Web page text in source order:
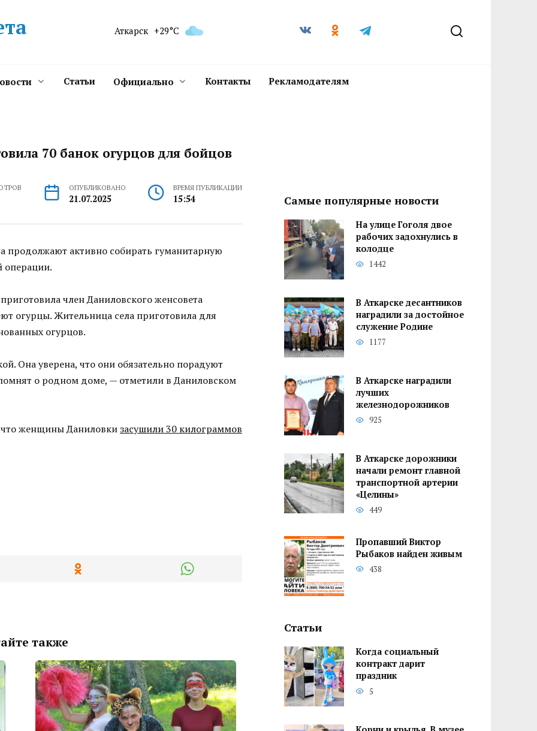
Аткарск +29°C
Статьи Официально Контакты Рекламодателям
70 банок огурцов для бойцов
ОПУБЛИКОВАНО
21.07.2025
ВРЕМЯ ПУБЛИКАЦИИ
15:54
продолжают активно собирать гуманитарную
операции.
член Даниловского женсовета
огурцы. Жительница села приготовила для
огурцов.
Она уверена, что они обязательно порадуют
о родном доме, — отметили в Даниловском
женщины Даниловкизасушили 30 килограммов
также
Самые популярные новости
На улице Гоголя двое
рабочих задохнулись в
колодце
1442
В Аткарске десантников
наградили за достойное
служение Родине
1177
В Аткарске наградили
лучших
железнодорожников
925
В Аткарске дорожники
начали ремонт главной
транспортной артерии
«Целины»
449
Пропавший Виктор
Рыбаков найден живым
438
Статьи
Когда социальный
контракт дарит
праздник
5